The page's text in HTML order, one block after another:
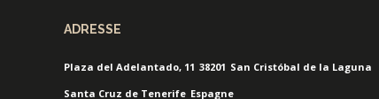
ADRESSE
Plaza del Adelantado, 11 38201 San Cristóbal de la Laguna
Santa Cruz de Tenerife Espagne